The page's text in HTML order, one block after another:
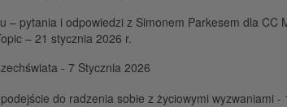
– pytania i odpowiedzi z Simonem Parkesem dla CC
– 21 stycznia 2026 r.
- 7 Stycznia 2026
do radzenia sobie z życiowymi wyzwaniami -